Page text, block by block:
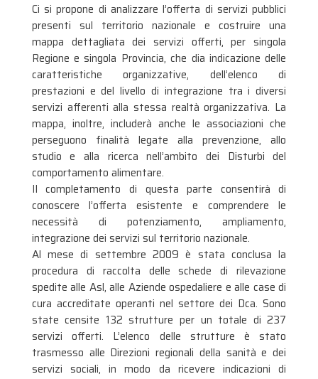
Ci si propone di analizzare l’offerta di servizi pubblici
presenti sul territorio nazionale e costruire una
mappa dettagliata dei servizi offerti, per singola
Regione e singola Provincia, che dia indicazione delle
caratteristiche organizzative, dell’elenco di
prestazioni e del livello di integrazione tra i diversi
servizi afferenti alla stessa realtà organizzativa. La
mappa, inoltre, includerà anche le associazioni che
perseguono finalità legate alla prevenzione, allo
studio e alla ricerca nell’ambito dei Disturbi del
comportamento alimentare.
Il completamento di questa parte consentirà di
conoscere l’offerta esistente e comprendere le
necessità di potenziamento, ampliamento,
integrazione dei servizi sul territorio nazionale.
Al mese di settembre 2009 è stata conclusa la
procedura di raccolta delle schede di rilevazione
spedite alle Asl, alle Aziende ospedaliere e alle case di
cura accreditate operanti nel settore dei Dca. Sono
state censite 132 strutture per un totale di 237
servizi offerti. L’elenco delle strutture è stato
trasmesso alle Direzioni regionali della sanità e dei
servizi sociali, in modo da ricevere indicazioni di